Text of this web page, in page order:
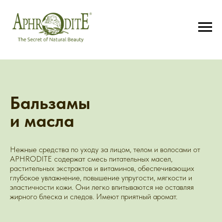
Бальзамы
и масла
Нежные средства по уходу за лицом, телом и волосами от
APHRODITE содержат смесь питательных масел,
растительных экстрактов и витаминов, обеспечивающих
глубокое увлажнение, повышение упругости, мягкости и
эластичности кожи. Они легко впитываются не оставляя
жирного блеска и следов. Имеют приятный аромат.